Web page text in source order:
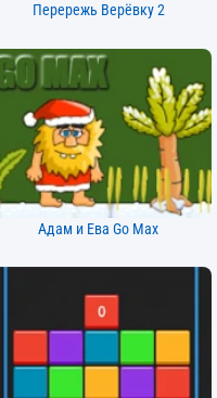
Перережь Верёвку 2
Адам и Ева Go Max